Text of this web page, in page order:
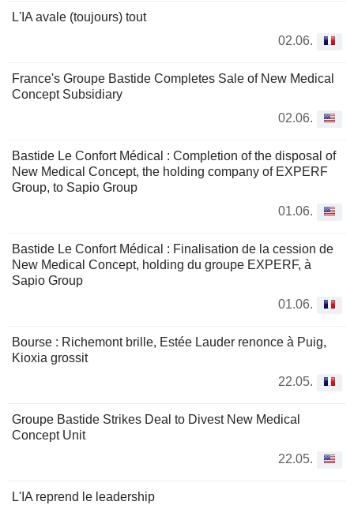
L'IA avale (toujours) tout
02.06.
France's Groupe Bastide Completes Sale of New Medical
Concept Subsidiary
02.06.
Bastide Le Confort Médical : Completion of the disposal of
New Medical Concept, the holding company of EXPERF
Group, to Sapio Group
01.06.
Bastide Le Confort Médical : Finalisation de la cession de
New Medical Concept, holding du groupe EXPERF, à
Sapio Group
01.06.
Bourse : Richemont brille, Estée Lauder renonce à Puig,
Kioxia grossit
22.05.
Groupe Bastide Strikes Deal to Divest New Medical
Concept Unit
22.05.
L'IA reprend le leadership